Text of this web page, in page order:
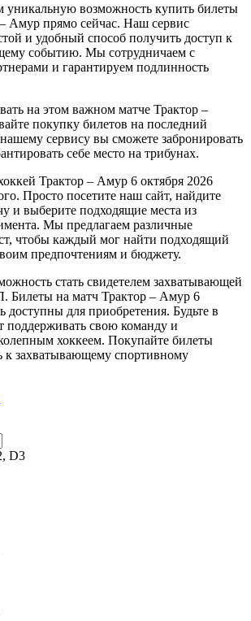
уникальную возможность купить билеты
Амур прямо сейчас. Наш сервис
и удобный способ получить доступ к
событию. Мы сотрудничаем с
и гарантируем подлинность
на этом важном матче Трактор –
покупку билетов на последний
сервису вы сможете забронировать
себе место на трибунах.
Трактор – Амур 6 октября 2026
Просто посетите наш сайт, найдите
и выберите подходящие места из
Мы предлагаем различные
чтобы каждый мог найти подходящий
предпочтениям и бюджету.
стать свидетелем захватывающей
Билеты на матч Трактор – Амур 6
доступны для приобретения. Будьте в
поддерживать свою команду и
хоккеем. Покупайте билеты
к захватывающему спортивному
D3